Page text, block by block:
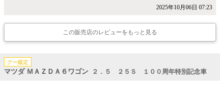
2025年10月06日 07:23
この販売店のレビューをもっと見る
グー鑑定
マツダ ＭＡＺＤＡ６ワゴン ２．５ ２５Ｓ １００周年特別記念車